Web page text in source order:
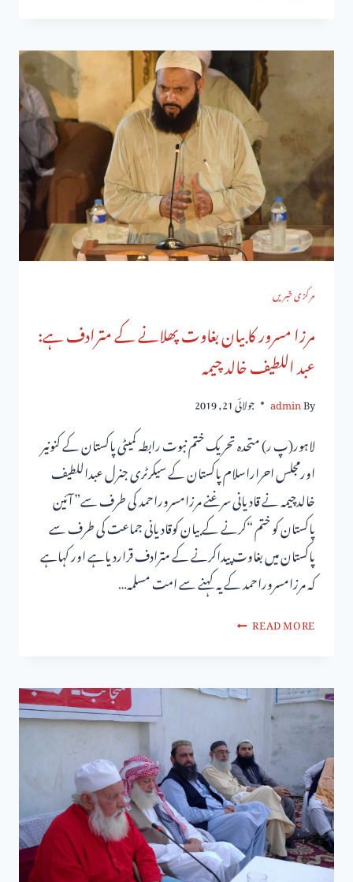
مرکزی خبریں
مرزا مسرور کا بیان بغاوت پھلانے کے مترادف ہے:
عبد اللطیف خالد چیمہ
By
admin جولائی 21, 2019
لاہور(پ ر) متحدہ تحریک ختم نبوت رابطہ کمیٹی پاکستان کے کنونیر
اورمجلس احراراسلام پاکستان کے سیکرٹری جنرل عبداللطیف
خالدچیمہ نے قادیانی سرغنے مرزامسروراحمد کی طرف سے” آئین
پاکستان کو ختم “کرنے کے بیان کوقادیانی جماعت کی طرف سے
پاکستان میں بغاوت پیداکرنے کے مترادف قراردیاہے اور کہاہے
کہ مرزامسروراحمد کے یہ کہنے سے امت مسلمہ…
READ MORE